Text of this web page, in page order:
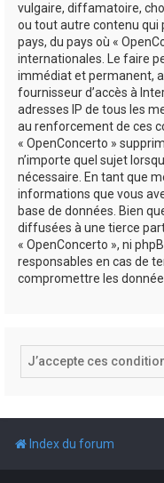
vulgaire, diffamatoire,
ou tout autre contenu qui
pays, du pays où «
internationales. Le faire
immédiat et permanent,
fournisseur d’accès à
adresses IP de tous les
au renforcement de ces
« OpenConcerto »
n’importe quel sujet
nécessaire. En tant que
informations que vous
base de données. Bien
diffusées à une tierce
« OpenConcerto », ni
responsables en cas de
compromettre les
Index du forum